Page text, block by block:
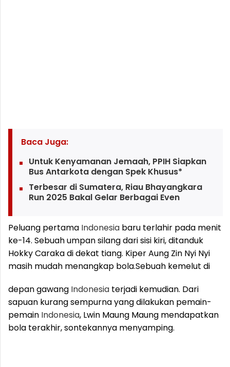
Baca Juga:
Untuk Kenyamanan Jemaah, PPIH Siapkan
Bus Antarkota dengan Spek Khusus*
Terbesar di Sumatera, Riau Bhayangkara
Run 2025 Bakal Gelar Berbagai Even
Peluang pertama Indonesia baru terlahir pada menit
ke-14. Sebuah umpan silang dari sisi kiri, ditanduk
Hokky Caraka di dekat tiang. Kiper Aung Zin Nyi Nyi
masih mudah menangkap bola.Sebuah kemelut di
depan gawang Indonesia terjadi kemudian. Dari
sapuan kurang sempurna yang dilakukan pemain-
pemain Indonesia, Lwin Maung Maung mendapatkan
bola terakhir, sontekannya menyamping.